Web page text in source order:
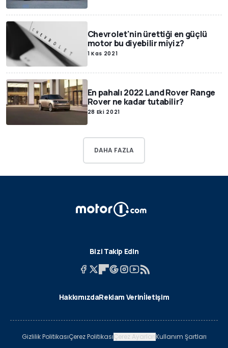
Chevrolet'nin ürettiği en güçlü
motor bu diyebilir miyiz?
1 Kas 2021
En pahalı 2022 Land Rover Range
Rover ne kadar tutabilir?
28 Eki 2021
DAHA FAZLA
Bizi Takip Edin
HakkımızdaReklam Verinİletişim
Gizlilik PolitikasıÇerez PolitikasıÇerez AyarlarıKullanım Şartları